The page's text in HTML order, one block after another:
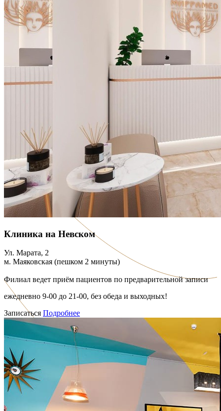
Клиника на Невском
Ул. Марата, 2
м. Маяковская (пешком 2 минуты)
Филиал ведет приём пациентов по предварительной записи
ежедневно 9-00 до 21-00, без обеда и выходных!
Записаться Подробнее